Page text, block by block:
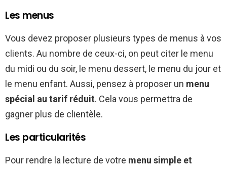
Les menus
Vous devez proposer plusieurs types de menus à vos
clients. Au nombre de ceux-ci, on peut citer le menu
du midi ou du soir, le menu dessert, le menu du jour et
le menu enfant. Aussi, pensez à proposer un menu
spécial au tarif réduit. Cela vous permettra de
gagner plus de clientèle.
Les particularités
Pour rendre la lecture de votre menu simple et